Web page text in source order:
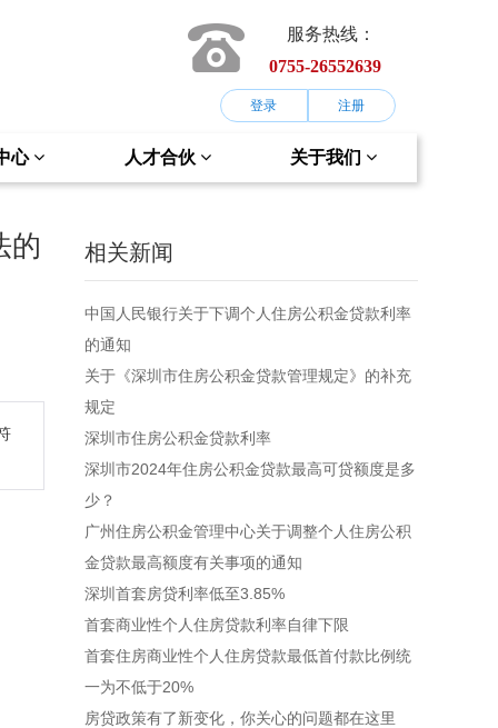
服务热线：
0755-26552639
心 人才合伙 关于我们
登录 注册
的 相关新闻
中国人民银行关于下调个人住房公积金贷款利率
的通知
关于《深圳市住房公积金贷款管理规定》的补充
规定
深圳市住房公积金贷款利率
深圳市2024年住房公积金贷款最高可贷额度是多
少？
广州住房公积金管理中心关于调整个人住房公积
金贷款最高额度有关事项的通知
深圳首套房贷利率低至3.85%
首套商业性个人住房贷款利率自律下限
首套住房商业性个人住房贷款最低首付款比例统
一为不低于20%
房贷政策有了新变化，你关心的问题都在这里